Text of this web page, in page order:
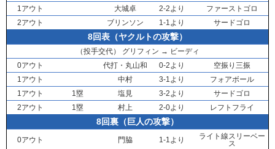
1アウト
大城卓 2-2より
ファーストゴロ
2アウト
ブリンソン 1-1より サードゴロ
8回表（ヤクルトの攻撃）
（投手交代） グリフィン → ビーディ
0アウト
代打・ 丸山和 0-2より
空振り三振
1アウト
中村 3-1より
フォアボール
1アウト
1塁 塩見 3-2より
サードゴロ
2アウト
1塁 村上 2-0より レフトフライ
8回裏（巨人の攻撃）
0アウト 門脇 1-1より
ライト線スリーベー
ス